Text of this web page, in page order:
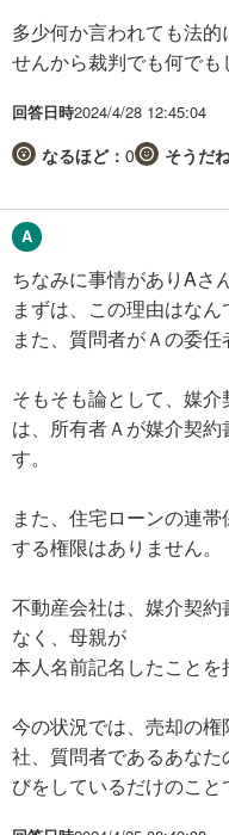
多少何か言われても法
せんから裁判でも何でも
回答日時2024/4/28 12:45:04
なるほど： 0 そうだ
ちなみに事情がありAさ
まずは、この理由はなん
また、質問者がＡの委
そもそも論として、媒
は、所有者Ａが媒介契
す。
また、住宅ローンの連
する権限はありません。
不動産会社は、媒介契
なく、母親が
本人名前記名したこと
今の状況では、売却の
社、質問者であるあな
びをしているだけのこと